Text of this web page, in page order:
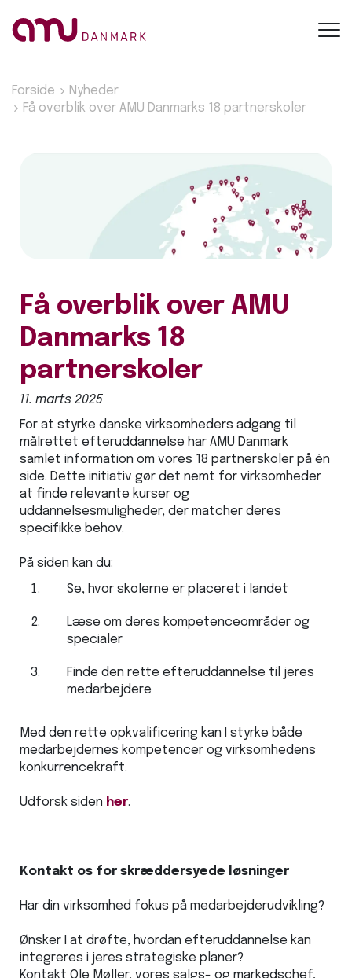
Forside
Nyheder
Få overblik over AMU Danmarks 18 partnerskoler
Få overblik over AMU
Danmarks 18
partnerskoler
11. marts 2025
For at styrke danske virksomheders adgang til
målrettet efteruddannelse har AMU Danmark
samlet information om vores 18 partnerskoler på én
side. Dette initiativ gør det nemt for virksomheder
at finde relevante kurser og
uddannelsesmuligheder, der matcher deres
specifikke behov.
På siden kan du:
Se, hvor skolerne er placeret i landet
Læse om deres kompetenceområder og
specialer
Finde den rette efteruddannelse til jeres
medarbejdere
Med den rette opkvalificering kan I styrke både
medarbejdernes kompetencer og virksomhedens
konkurrencekraft.
Udforsk siden her.
Kontakt os for skræddersyede løsninger
Har din virksomhed fokus på medarbejderudvikling?
Ønsker I at drøfte, hvordan efteruddannelse kan
integreres i jeres strategiske planer?
Kontakt Ole Møller, vores salgs- og markedschef,